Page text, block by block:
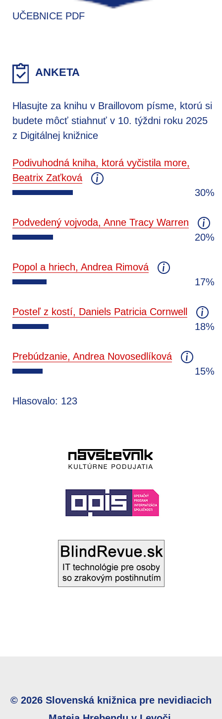
UČEBNICE PDF
ANKETA
Hlasujte za knihu v Braillovom písme, ktorú si
budete môcť stiahnuť v 10. týždni roku 2025
z Digitálnej knižnice
Podivuhodná kniha, ktorá vyčistila more,
Beatrix Zaťková
30%
Podvedený vojvoda, Anne Tracy Warren
20%
Popol a hriech, Andrea Rimová
17%
Posteľ z kostí, Daniels Patricia Cornwell
18%
Prebúdzanie, Andrea Novosedlíková
15%
Hlasovalo: 123
© 2026 Slovenská knižnica pre nevidiacich